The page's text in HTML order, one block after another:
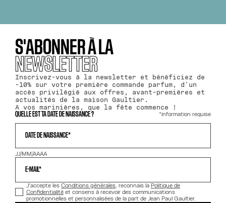
S'ABONNER À LA
NEWSLETTER
Inscrivez-vous à la newsletter et bénéficiez de
-10% sur votre première commande parfum, d'un
accès privilégié aux offres, avant-premières et
actualités de la maison Gaultier.
A vos marinières, que la fête commence !
QUELLE EST TA DATE DE NAISSANCE ? *information requise
DATE DE NAISSANCE*
JJ/MM/AAAA
E-MAIL*
J’accepte les Conditions générales , reconnais la Politique de
Confidentialité et consens à recevoir des communications
promotionnelles et personnalisées de la part de Jean Paul Gaultier.